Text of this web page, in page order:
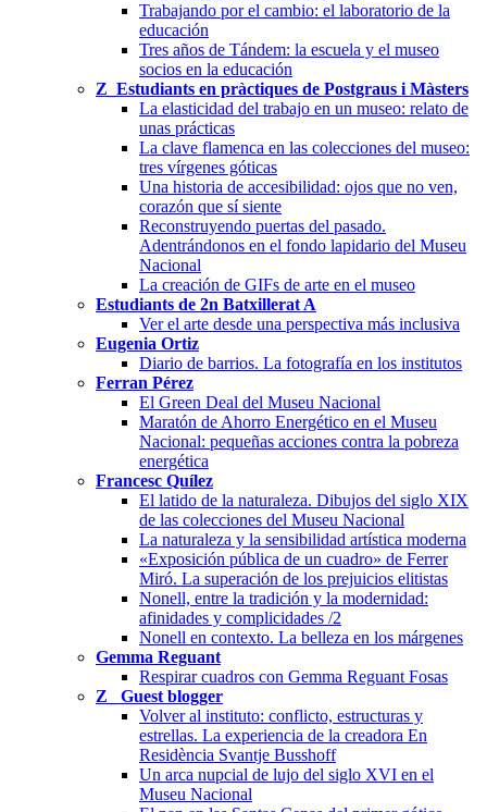
Trabajando por el cambio: el laboratorio de la
educación
Tres años de Tándem: la escuela y el museo
socios en la educación
Z_Estudiants en pràctiques de Postgraus i Màsters
La elasticidad del trabajo en un museo: relato de
unas prácticas
La clave flamenca en las colecciones del museo:
tres vírgenes góticas
Una historia de accesibilidad: ojos que no ven,
corazón que sí siente
Reconstruyendo puertas del pasado.
Adentrándonos en el fondo lapidario del Museu
Nacional
La creación de GIFs de arte en el museo
Estudiants de 2n Batxillerat A
Ver el arte desde una perspectiva más inclusiva
Eugenia Ortiz
Diario de barrios. La fotografía en los institutos
Ferran Pérez
El Green Deal del Museu Nacional
Maratón de Ahorro Energético en el Museu
Nacional: pequeñas acciones contra la pobreza
energética
Francesc Quílez
El latido de la naturaleza. Dibujos del siglo XIX
de las colecciones del Museu Nacional
La naturaleza y la sensibilidad artística moderna
«Exposición pública de un cuadro» de Ferrer
Miró. La superación de los prejuicios elitistas
Nonell, entre la tradición y la modernidad:
afinidades y complicidades /2
Nonell en contexto. La belleza en los márgenes
Gemma Reguant
Respirar cuadros con Gemma Reguant Fosas
Z_ Guest blogger
Volver al instituto: conflicto, estructuras y
estrellas. La experiencia de la creadora En
Residència Svantje Busshoff
Un arca nupcial de lujo del siglo XVI en el
Museu Nacional